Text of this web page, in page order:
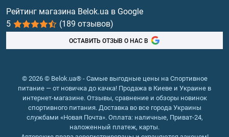
Витамины и минералы
Рыбий жир, жирные кислоты
Рейтинг магазина Belok.ua в Google
5
(189 отзывов)
ОСТАВИТЬ ОТЗЫВ О НАС В
© 2026 © Belok.ua® - Самые выгодные цены на Спортивное
питание — от новичка до качка! Продажа в Киеве и Украине в
интернет-магазине. Отзывы, сравнение и обзоры новинок
спортивного питания. Доставка во все города Украины
службами «Новая Почта». Оплата: наличные, Приват-24,
наложенный платеж, карты.